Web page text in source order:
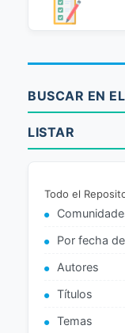
BUSCAR EN
LISTAR
Todo el
Por fecha
Autores
Títulos
Temas